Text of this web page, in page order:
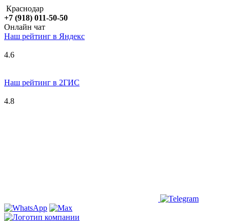
Краснодар
+7 (918) 011-50-50
Онлайн чат
Наш рейтинг в Яндекс
4.6
Наш рейтинг в 2ГИС
4.8